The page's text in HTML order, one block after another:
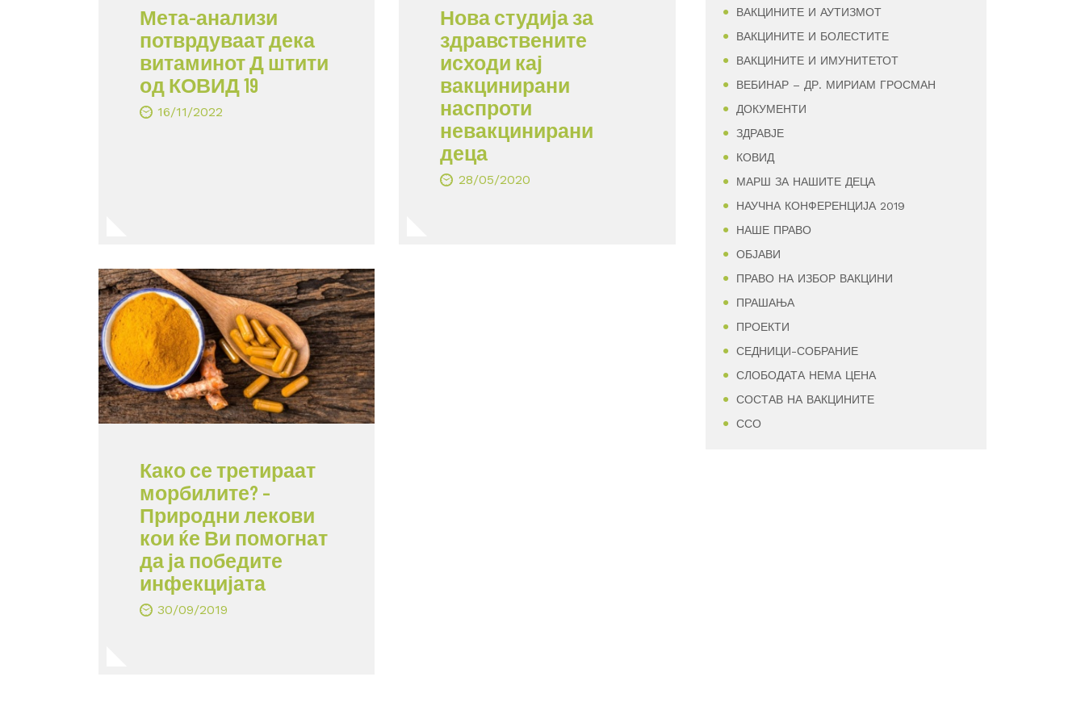
Мета-анализи
потврдуваат дека
витаминот Д штити
од КОВИД 19
16/11/2022
Нова студија за
здравствените
исходи кај
вакцинирани
наспроти
невакцинирани
деца
28/05/2020
Како се третираат
морбилите? –
Природни лекови
кои ќе Ви помогнат
да ја победите
инфекцијата
30/09/2019
ВАКЦИНИТЕ И АУТИЗМОТ
ВАКЦИНИТЕ И БОЛЕСТИТЕ
ВАКЦИНИТЕ И ИМУНИТЕТОТ
ВЕБИНАР – ДР. МИРИАМ ГРОСМАН
ДОКУМЕНТИ
ЗДРАВЈЕ
КОВИД
МАРШ ЗА НАШИТЕ ДЕЦА
НАУЧНА КОНФЕРЕНЦИЈА 2019
НАШЕ ПРАВО
ОБЈАВИ
ПРАВО НА ИЗБОР ВАКЦИНИ
ПРАШАЊА
ПРОЕКТИ
СЕДНИЦИ-СОБРАНИЕ
СЛОБОДАТА НЕМА ЦЕНА
СОСТАВ НА ВАКЦИНИТЕ
ССО